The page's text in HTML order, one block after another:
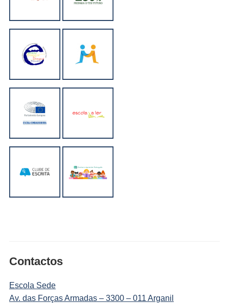
Contactos
Escola Sede
Av. das Forças Armadas – 3300 – 011 Arganil